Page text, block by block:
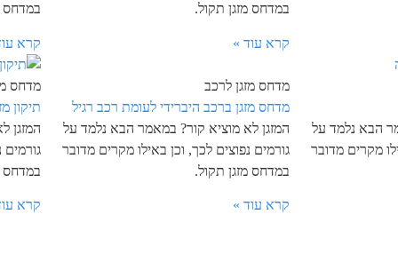
במדחס מזגן תקול.
קרא עוד »
במדחס
קרא
הבא נלמד על
מקרים מדובר
מדחס מזגן לרכב
מדחס מזגן ברכב היברידי לעומת רכב רגיל
המזגן לא מוציא קור? במאמר הבא נלמד על
גורמים נפוצים לכך, וכן באילו מקרים מדובר
במדחס מזגן תקול.
קרא עוד »
מדחס
תיקון
המזגן
גורמים
במדחס
קרא